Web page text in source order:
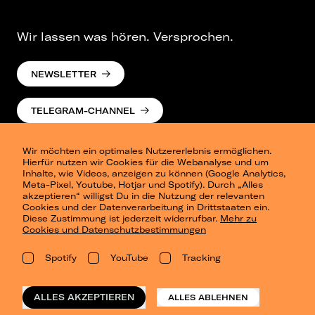
Wir möchten ein optimales Nutzererlebnis ermöglichen.
Hierfür nutzen wir Cookies für die Webanalyse und um
Inhalte, wie Videos, anzeigen zu können (Google Analytics,
Meta-Pixel, Youtube, Hotjar und Spotify). Durch „Alles
akzeptieren“ willigst Du in die Nutzung der relevanten
Cookies und der Datenverarbeitung in Drittstaaten ein.
Diese Zustimmung ist jederzeit widerrufbar. Mehr zu
Cookies und Datenschutzbestimmungen
Spotify YouTube Tracking
ALLES AKZEPTIEREN ALLES ABLEHNEN
Wir lassen was hören. Versprochen.
NEWSLETTER
TELEGRAM-CHANNEL
Presse
Berlin
Dresden
Leipzig
Konzertsommer Petersberg
Vergangene Shows
o_team